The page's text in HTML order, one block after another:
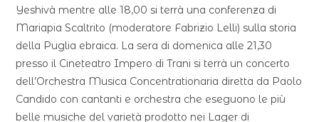
Yeshivà mentre alle 18,00 si terrà una conferenza di
Mariapia Scaltrito (moderatore Fabrizio Lelli) sulla storia
della Puglia ebraica. La sera di domenica alle 21,30
presso il Cineteatro Impero di Trani si terrà un concerto
dell’Orchestra Musica Concentrationaria diretta da Paolo
Candido con cantanti e orchestra che eseguono le più
belle musiche del varietà prodotto nei Lager di